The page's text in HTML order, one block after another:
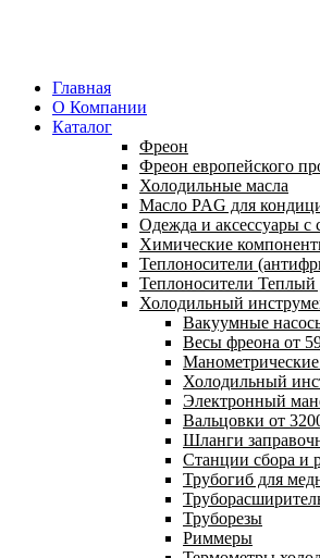
Главная
О Компании
Каталог
Фреон
Фреон европейского
Холодильные масла
Масло PAG для
Одежда и аксессуары
Химические
Теплоносители
Теплоносители Теплый
Холодильный
Вакуумные
Весы фреона от
Холодильный
Электронный
Вальцовки от
Шланги
Станции сбора и
Трубогиб для
Труборезы
Риммеры